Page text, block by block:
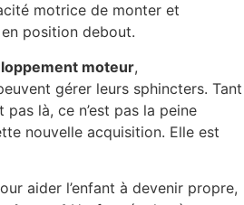
motrice de monter et
position debout.
moteur,
gérer leurs sphincters. Tant
là, ce n’est pas la peine
nouvelle acquisition. Elle est
aider l’enfant à devenir propre,